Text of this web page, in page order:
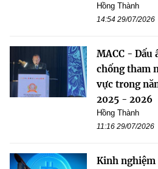
Hồng Thành
14:54 29/07/2026
MACC - Dấu
chống tham
vực trong
2025 - 2026
Hồng Thành
11:16 29/07/2026
Kinh nghiệm